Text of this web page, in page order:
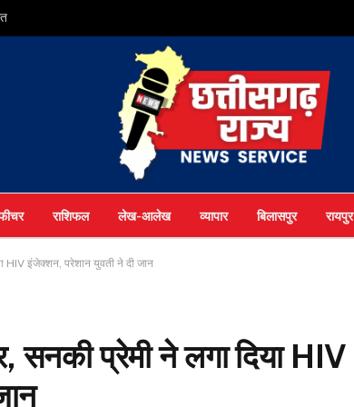
राशिफल लेख-आलेख व्यापार बिलासपुर रायपुर
HIV इंजेक्शन, परेशान युवती ने दी जान
सनकी प्रेमी ने लगा दिया HIV